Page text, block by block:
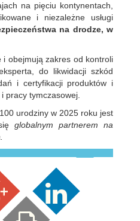
na pięciu kontynentach,
i niezależne usługi
na drodze, w
i obejmują zakres od kontroli
do likwidacji szkód
i certyfikacji produktów i
pracy tymczasowej.
urodziny w 2025 roku jest
globalnym partnerem na